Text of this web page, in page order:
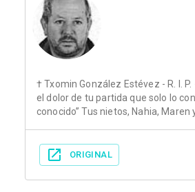
† Txomin González Estévez - R. I. P.
el dolor de tu partida que solo lo
conocido” Tus nietos, Nahia, Maren
ORIGINAL